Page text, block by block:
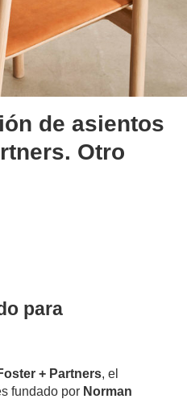
de asientos
Otro
para
+ Partners, el
fundado por Norman